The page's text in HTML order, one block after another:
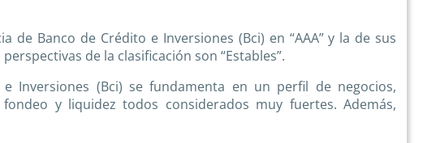
de Banco de Crédito e Inversiones (Bci) en “AAA” y la de sus
de la clasificación son “Estables”.
Inversiones (Bci) se fundamenta en un perfil de negocios,
y liquidez todos considerados muy fuertes. Además,